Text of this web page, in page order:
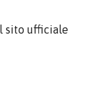
sito ufficiale